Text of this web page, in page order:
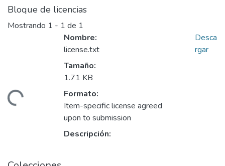
Bloque de licencias
Mostrando 1 - 1 de 1
Nombre:
license.txt
Tamaño:
1.71 KB
Formato:
Item-specific license agreed
upon to submission
Descripción:
Desca
rgar